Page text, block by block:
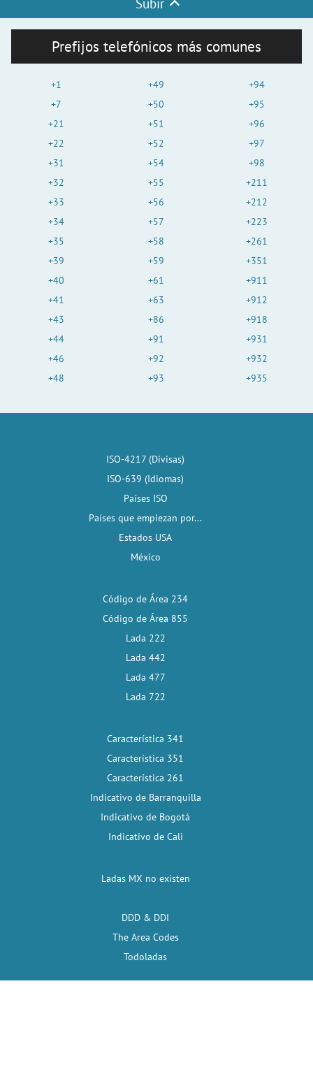
Prefijos telefónicos más comunes
+1
+7
+21
+22
+31
+32
+33
+34
+35
+39
+40
+41
+43
+44
+46
+48
+49
+50
+51
+52
+54
+55
+56
+57
+58
+59
+61
+63
+86
+91
+92
+93
+94
+95
+96
+97
+98
+211
+212
+223
+261
+351
+911
+912
+918
+931
+932
+935
ISO-4217 (Divisas)
ISO-639 (Idiomas)
Países ISO
Países que empiezan por...
Estados USA
México
Código de Área 234
Código de Área 855
Lada 222
Lada 442
Lada 477
Lada 722
Característica 341
Característica 351
Característica 261
Indicativo de Barranquilla
Indicativo de Bogotá
Indicativo de Cali
Ladas MX no existen
DDD & DDI
The Area Codes
Todoladas